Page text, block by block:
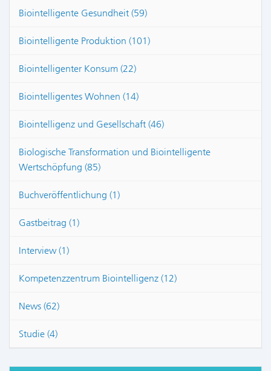
Biointelligente Gesundheit (59)
Biointelligente Produktion (101)
Biointelligenter Konsum (22)
Biointelligentes Wohnen (14)
Biointelligenz und Gesellschaft (46)
Biologische Transformation und Biointelligente
Wertschöpfung (85)
Buchveröffentlichung (1)
Gastbeitrag (1)
Interview (1)
Kompetenzzentrum Biointelligenz (12)
News (62)
Studie (4)